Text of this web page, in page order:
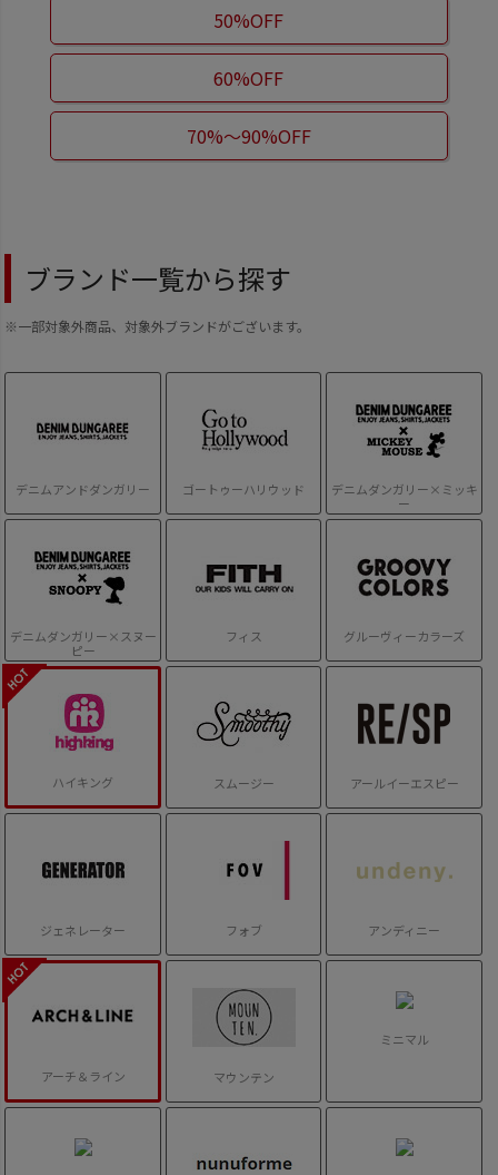
50%OFF
60%OFF
70%～90%OFF
ブランド一覧から探す
※一部対象外商品、対象外ブランドがございます。
デニムアンドダンガリー ゴートゥーハリウッド
デニムダンガリー×ミッキ
ー
デニムダンガリー×スヌー
ピー
フィス グルーヴィーカラーズ
ハイキング スムージー アールイーエスピー
ジェネレーター フォブ アンディニー
アーチ＆ライン マウンテン
ミニマル